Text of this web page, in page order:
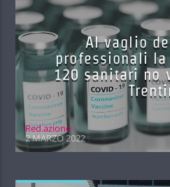
Al vaglio
professionali
120 sanitari no
Red.azione
2 MARZO 2022